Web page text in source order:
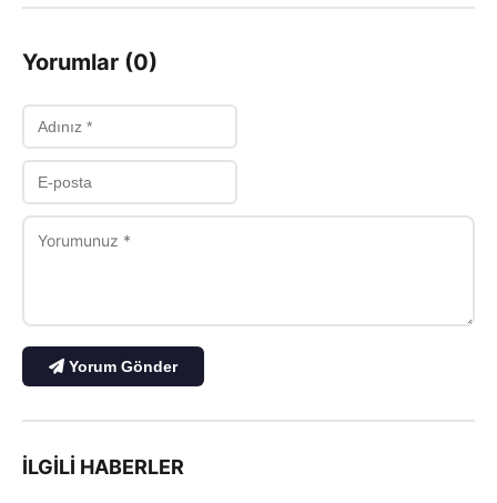
Yorumlar (0)
Yorum Gönder
İLGILI HABERLER